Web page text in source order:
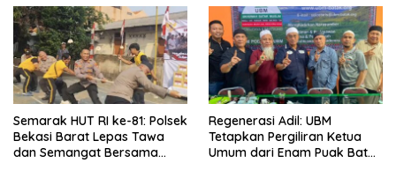
Semarak HUT RI ke-81: Polsek
Bekasi Barat Lepas Tawa
dan Semangat Bersama
Regenerasi Adil: UBM
Tetapkan Pergiliran Ketua
Umum dari Enam Puak Batak